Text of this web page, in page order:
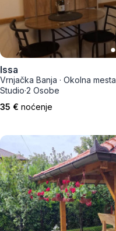
Issa
Vrnjačka Banja · Okolna mesta
Studio·2 Osobe
35 € noćenje